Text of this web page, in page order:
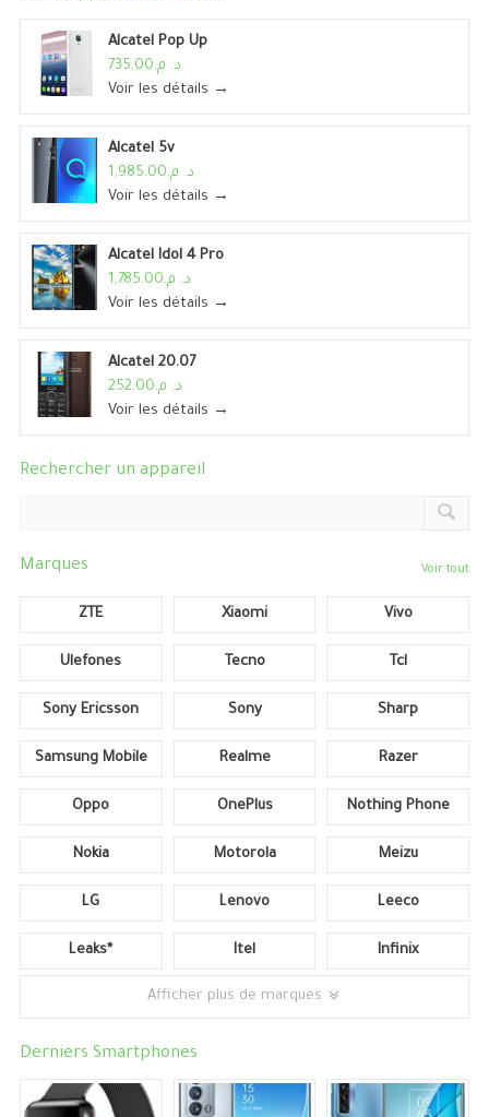
Alcatel Pop Up
د. م.735.00
Voir les détails →
Alcatel 5v
د. م.1,985.00
Voir les détails →
Alcatel Idol 4 Pro
د. م.1,785.00
Voir les détails →
Alcatel 20.07
د. م.252.00
Voir les détails →
Rechercher un appareil
Marques Voir tout
ZTE Xiaomi Vivo
Ulefones Tecno Tcl
Sony Ericsson Sony Sharp
Samsung Mobile Realme Razer
Oppo OnePlus Nothing Phone
Nokia Motorola Meizu
LG Lenovo Leeco
Leaks* Itel Infinix
Afficher plus de marques
Derniers Smartphones